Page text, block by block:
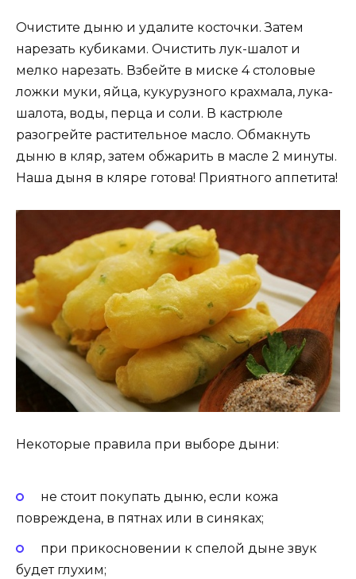
Очистите дыню и удалите косточки. Затем
нарезать кубиками. Очистить лук-шалот и
мелко нарезать. Взбейте в миске 4 столовые
ложки муки, яйца, кукурузного крахмала, лука-
шалота, воды, перца и соли. В кастрюле
разогрейте растительное масло. Обмакнуть
дыню в кляр, затем обжарить в масле 2 минуты.
Наша дыня в кляре готова! Приятного аппетита!
Некоторые правила при выборе дыни:
не стоит покупать дыню, если кожа
повреждена, в пятнах или в синяках;
при прикосновении к спелой дыне звук
будет глухим;